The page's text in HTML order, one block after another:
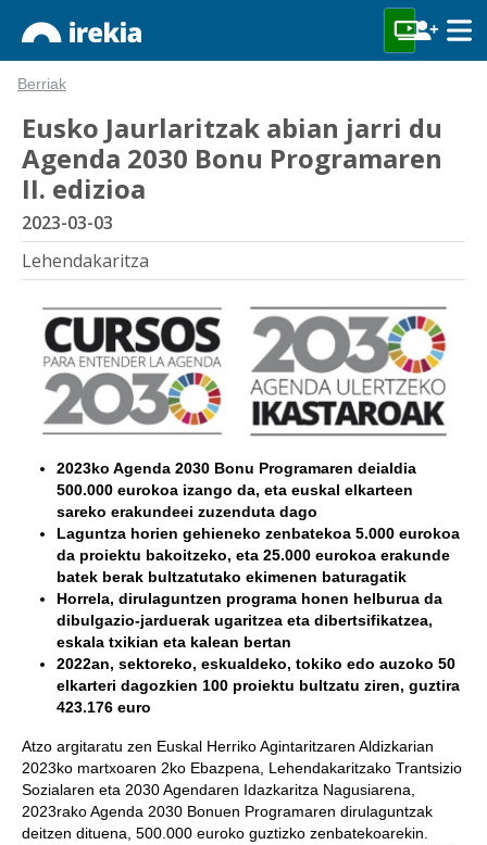
Berriak
Eusko Jaurlaritzak abian jarri du
Agenda 2030 Bonu Programaren
II. edizioa
2023-03-03
Lehendakaritza
2023ko Agenda 2030 Bonu Programaren deialdia
500.000 eurokoa izango da, eta euskal elkarteen
sareko erakundeei zuzenduta dago
Laguntza horien gehieneko zenbatekoa 5.000 eurokoa
da proiektu bakoitzeko, eta 25.000 eurokoa erakunde
batek berak bultzatutako ekimenen baturagatik
Horrela, dirulaguntzen programa honen helburua da
dibulgazio-jarduerak ugaritzea eta dibertsifikatzea,
eskala txikian eta kalean bertan
2022an, sektoreko, eskualdeko, tokiko edo auzoko 50
elkarteri dagozkien 100 proiektu bultzatu ziren, guztira
423.176 euro
Atzo argitaratu zen Euskal Herriko Agintaritzaren Aldizkarian
2023ko martxoaren 2ko Ebazpena, Lehendakaritzako Trantsizio
Sozialaren eta 2030 Agendaren Idazkaritza Nagusiarena,
2023rako Agenda 2030 Bonuen Programaren dirulaguntzak
deitzen dituena, 500.000 euroko guztizko zenbatekoarekin.